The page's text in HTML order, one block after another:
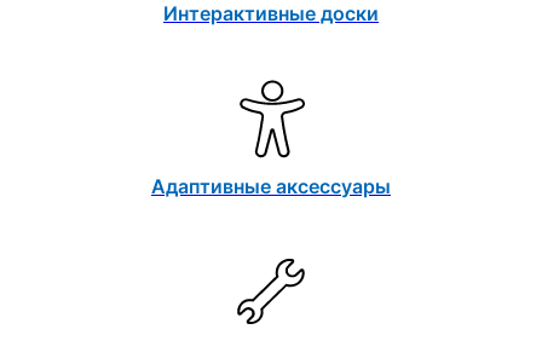
Интерактивные доски
Адаптивные аксессуары